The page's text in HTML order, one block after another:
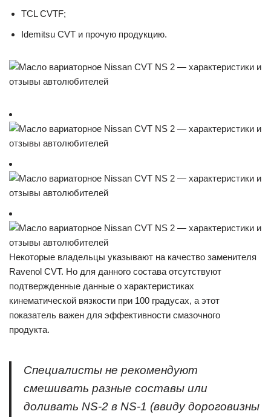
TCL CVTF;
Idemitsu CVT и прочую продукцию.
Некоторые владельцы указывают на качество заменителя
Ravenol CVT. Но для данного состава отсутствуют
подтвержденные данные о характеристиках
кинематической вязкости при 100 градусах, а этот
показатель важен для эффективности смазочного
продукта.
Специалисты не рекомендуют
смешивать разные составы или
доливать NS-2 в NS-1 (ввиду дороговизны